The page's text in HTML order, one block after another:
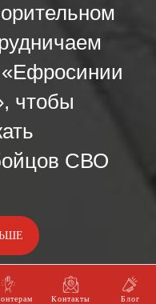
Контакты Блог
чтобы
СВО